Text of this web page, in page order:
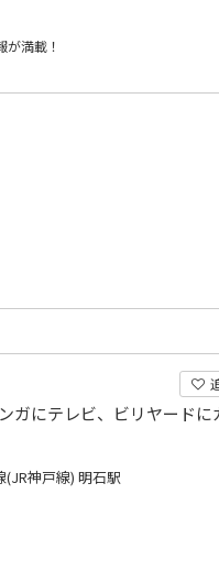
が満載！
神戸線) 明石駅